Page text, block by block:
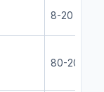
8-20
80-200